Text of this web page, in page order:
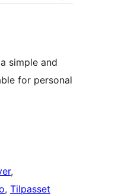
simple and
for personal
, Tilpasset